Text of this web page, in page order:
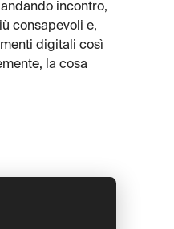
incontro,
consapevoli e,
digitali così
la cosa